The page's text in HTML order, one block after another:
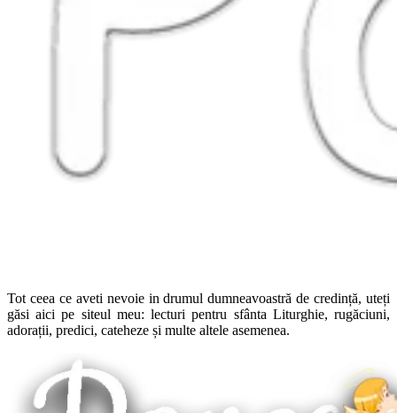
Tot ceea ce aveti nevoie in drumul dumneavoastră de credință, uteți
găsi aici pe siteul meu: lecturi pentru sfânta Liturghie, rugăciuni,
adorații, predici, cateheze și multe altele asemenea.